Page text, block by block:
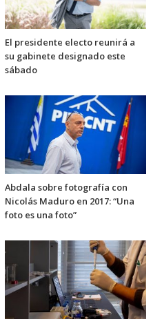
El presidente electo reunirá a
su gabinete designado este
sábado
Abdala sobre fotografía con
Nicolás Maduro en 2017: “Una
foto es una foto”